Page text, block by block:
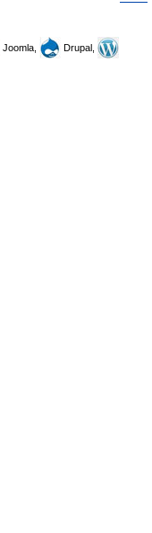
Joomla,
Drupal,